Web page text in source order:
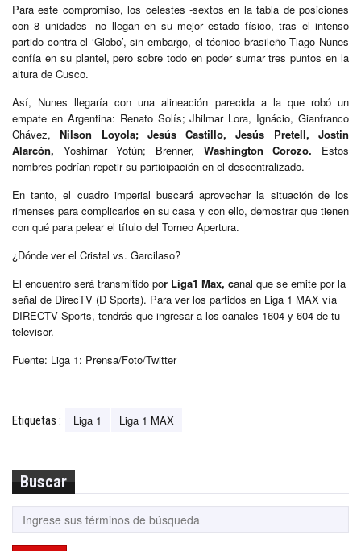
Para este compromiso, los celestes -sextos en la tabla de posiciones
con 8 unidades- no llegan en su mejor estado físico, tras el intenso
partido contra el ‘Globo’, sin embargo, el técnico brasileño Tiago Nunes
confía en su plantel, pero sobre todo en poder sumar tres puntos en la
altura de Cusco.
Así, Nunes llegaría con una alineación parecida a la que robó un
empate en Argentina: Renato Solís; Jhilmar Lora, Ignácio, Gianfranco
Chávez,Nilson Loyola; Jesús Castillo, Jesús Pretell, Jostin
Alarcón, Yoshimar Yotún; Brenner, Washington Corozo. Estos
nombres podrían repetir su participación en el descentralizado.
En tanto, el cuadro imperial buscará aprovechar la situación de los
rimenses para complicarlos en su casa y con ello, demostrar que tienen
con qué para pelear el título del Torneo Apertura.
¿Dónde ver el Cristal vs. Garcilaso?
El encuentro será transmitido por Liga1 Max, canal que se emite por la
señal de DirecTV (D Sports). Para ver los partidos en Liga 1 MAX vía
DIRECTV Sports, tendrás que ingresar a los canales 1604 y 604 de tu
televisor.
Fuente: Liga 1: Prensa/Foto/Twitter
Etiquetas : Liga 1 Liga 1 MAX
Buscar